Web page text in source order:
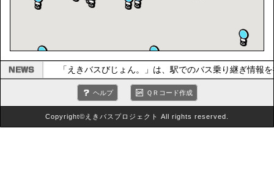
「えきバスびじょん。」は、駅でのバス乗り継ぎ情報
ヘルプ ＱＲコード作成
Copyright©えきバスプロジェクト All rights reserved.